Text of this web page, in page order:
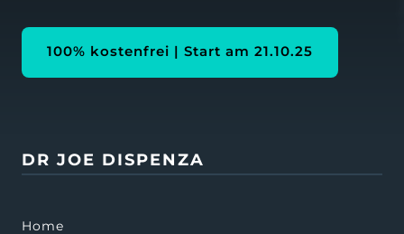
100% kostenfrei | Start am 21.10.25
DR JOE DISPENZA
Home